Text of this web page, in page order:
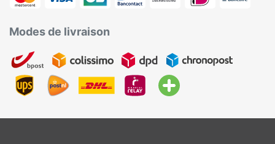
Modes de livraison